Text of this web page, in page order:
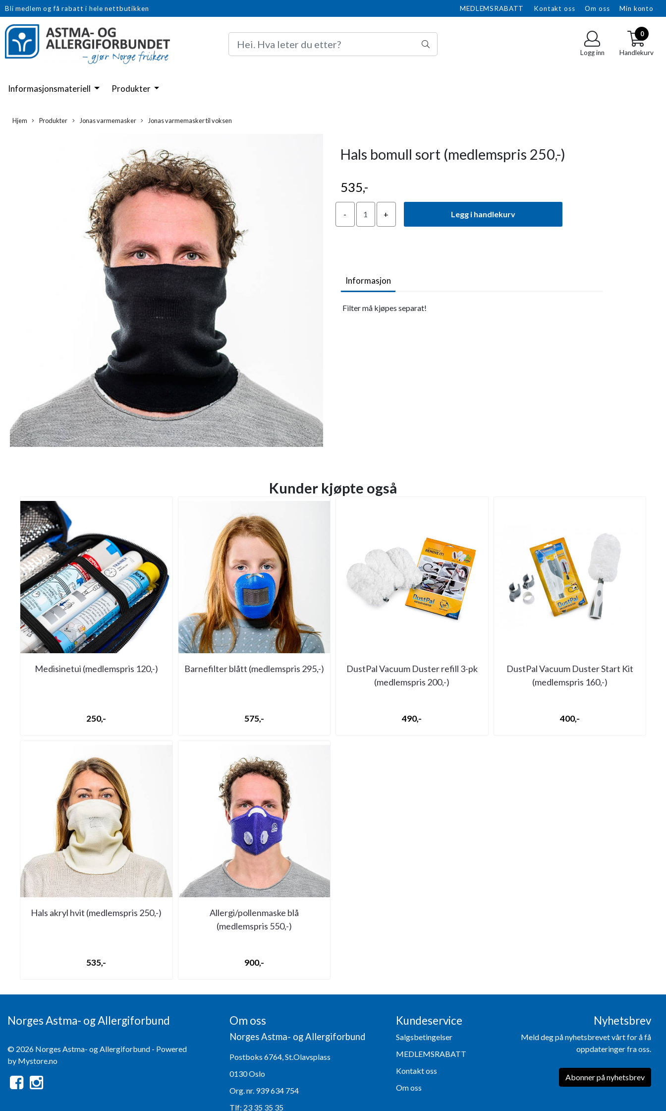
Bli medlem og få rabatt i hele nettbutikken MEDLEMSRABATT Kontakt oss Om oss Min konto
Logg inn
0
Handlekurv
Informasjonsmateriell Produkter
Hjem Produkter Jonas varmemasker Jonas varmemasker til voksen
Hals bomull sort (medlemspris 250,-)
535,-
Legg i handlekurv
Informasjon
Filter må kjøpes separat!
Kunder kjøpte også
Medisinetui (medlemspris 120,-)
250,-
Barnefilter blått (medlemspris 295,-)
575,-
DustPal Vacuum Duster refill 3-pk
(medlemspris 200,-)
490,-
DustPal Vacuum Duster Start Kit
(medlemspris 160,-)
400,-
Hals akryl hvit (medlemspris 250,-)
535,-
Allergi/pollenmaske blå
(medlemspris 550,-)
900,-
Norges Astma- og Allergiforbund
© 2026 Norges Astma- og Allergiforbund - Powered
by Mystore.no
Om oss
Norges Astma- og Allergiforbund
Postboks 6764, St.Olavsplass
0130 Oslo
Org. nr. 939 634 754
Tlf: 23 35 35 35
Kundeservice
Salgsbetingelser
MEDLEMSRABATT
Kontakt oss
Om oss
Nyhetsbrev
Meld deg på nyhetsbrevet vårt for å få
oppdateringer fra oss.
Abonner på nyhetsbrev